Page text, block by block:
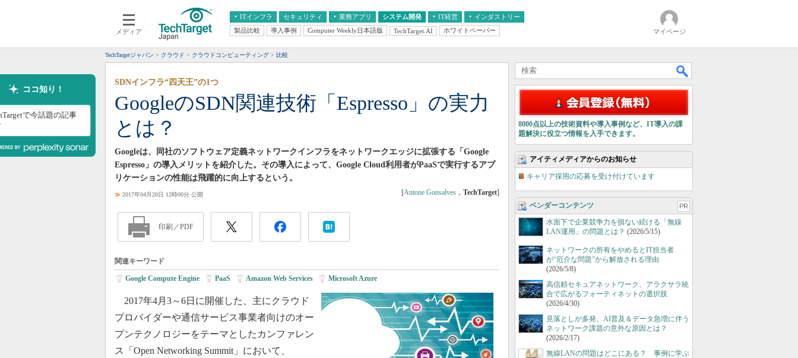
メディア
ITインフラ
クラウド
スマートモバイル
ネットワーク
システム運用管理
セキュリティ 業務アプリ
エンタープライズAI
ERP
CX
情報系システム
システム開発 IT経営
経営とIT
インダストリー
医療IT
製品比較 導入事例 Computer Weekly日本語版 TechTarget.AI ホワイトペーパー マイページ
TechTargetジャパン クラウド クラウドコンピューティング 比較
ココ知り！
で今話題の記事
GoogleのSDN関連技術「Espresso」の実力
とは？
SDNインフラ“四天王”の1つ
Googleは、同社のソフトウェア定義ネットワークインフラをネットワークエッジに拡張する「Google
Espresso」の導入メリットを紹介した。その導入によって、Google Cloud利用者がPaaSで実行するアプ
リケーションの性能は飛躍的に向上するという。
≫ 2017年04月20日 12時00分 公開 [Antone Gonsalves ， TechTarget]
印刷／PDF
関連キーワード
Google Compute Engine PaaS Amazon Web Services Microsoft Azure
2017年4月3～6日に開催した、主にクラウド
プロバイダーや通信サービス事業者向けのオー
プンテクノロジーをテーマとしたカンファレン
ス「Open Networking Summit」において、
8000点以上の技術資料や導入事例など、IT導入の課
題解決に役立つ情報を入手できます。
アイティメディアからのお知らせ
キャリア採用の応募を受け付けています
ベンダーコンテンツ PR
水面下で企業競争力を損ない続ける「無線
LAN運用」の問題とは？ (2026/5/15)
ネットワークの所有をやめるとIT担当者
が“厄介な問題”から解放される理由
(2026/5/8)
高信頼セキュアネットワーク、アラクサラ統
合で広がるフォーティネットの選択肢
(2026/4/30)
見落としが多発、AI普及＆データ急増に伴う
ネットワーク課題の意外な原因とは？
(2026/2/17)
無線LANの問題はどこにある？ 事例に学ぶ